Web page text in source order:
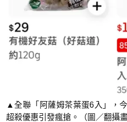
▲全聯「阿薩姆茶葉蛋6入」，
超殺優惠引發瘋搶。（圖／翻攝畫